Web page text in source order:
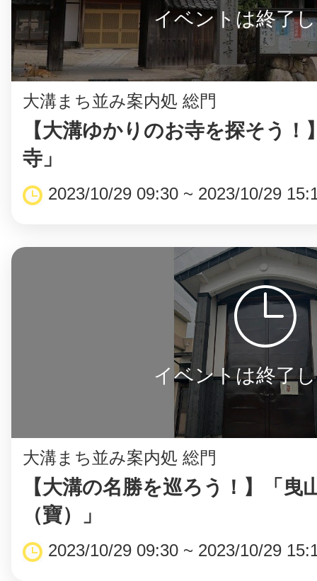
イベントは終了
大溝まち並み案内処 総門
【大溝ゆかりのお寺を探そう！
寺」
2023/10/29 09:30 ~ 2023/10/29
イベントは終了
大溝まち並み案内処 総門
【大溝の名勝を巡ろう！】「曳
（寶）」
2023/10/29 09:30 ~ 2023/10/29